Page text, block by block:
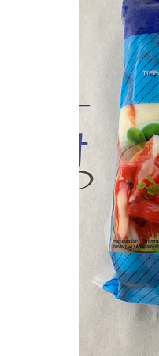
VISSPECIALIST CORNÉ STRUIK